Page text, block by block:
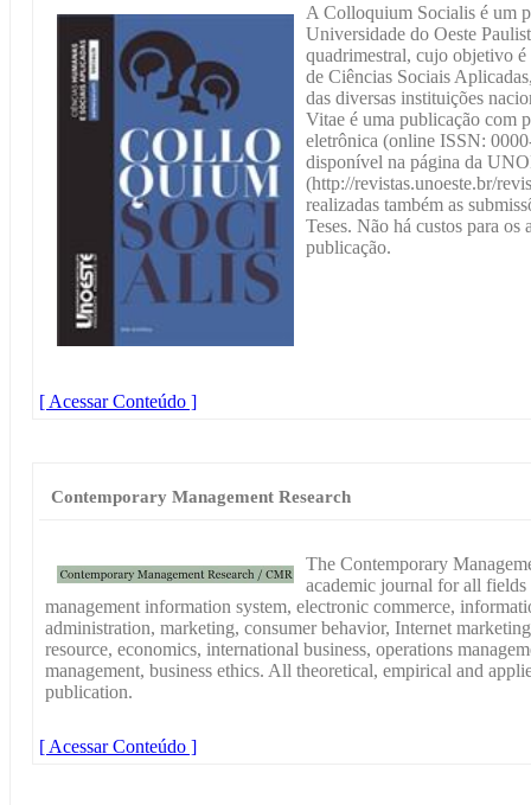
A Colloquium Socialis é um
Universidade do Oeste
quadrimestral, cujo objetivo
de Ciências Sociais
das diversas instituições
Vitae é uma publicação com
eletrônica (online ISSN:
disponível na página da
(http://revistas.unoeste.br/
realizadas também as
Teses. Não há custos para os
publicação.
[ Acessar Conteúdo ]
Contemporary Management Research
The Contemporary
academic journal for all fields
management information system, electronic commerce,
administration, marketing, consumer behavior, Internet
resource, economics, international business, operations
management, business ethics. All theoretical, empirical and
publication.
[ Acessar Conteúdo ]